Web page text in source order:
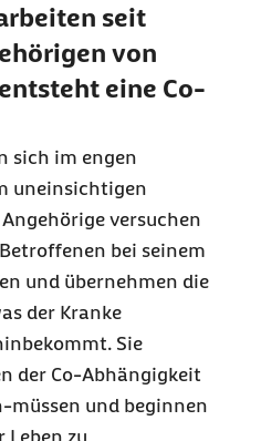
seit
von
eine Co-
sich im engen
uneinsichtigen
versuchen
bei seinem
und übernehmen die
der Kranke
Sie
der Co-Abhängigkeit
müssen und beginnen
Leben zu